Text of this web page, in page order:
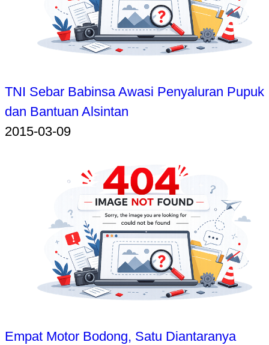
TNI Sebar Babinsa Awasi Penyaluran Pupuk
dan Bantuan Alsintan
2015-03-09
Empat Motor Bodong, Satu Diantaranya